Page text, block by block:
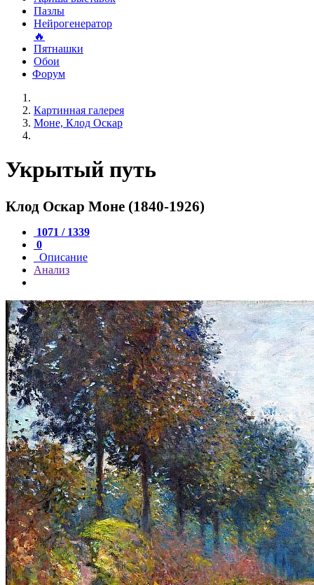
Пазлы
Нейрогенератор
🔥
Пятнашки
Обои
Форум
Картинная галерея
Моне, Клод Оскар
Укрытый путь
Клод Оскар Моне (1840-1926)
1071 / 1339
0
Описание
Анализ